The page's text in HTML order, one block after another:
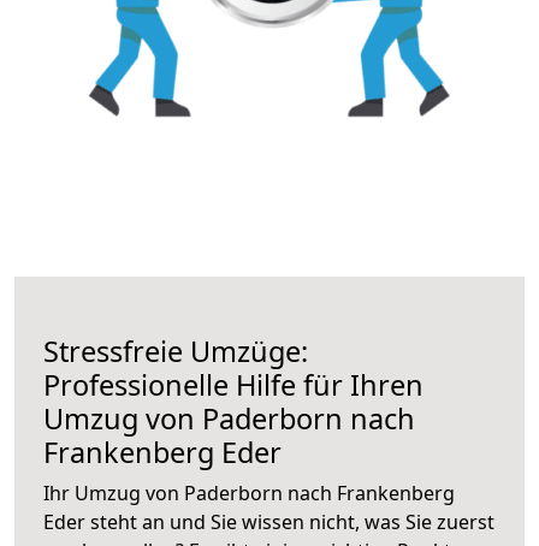
Stressfreie Umzüge:
Professionelle Hilfe für Ihren
Umzug von Paderborn nach
Frankenberg Eder
Ihr Umzug von Paderborn nach Frankenberg
Eder steht an und Sie wissen nicht, was Sie zuerst